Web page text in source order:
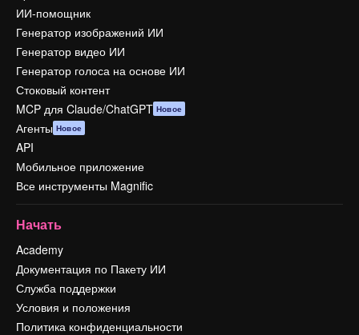
ИИ-помощник
Генератор изображений ИИ
Генератор видео ИИ
Генератор голоса на основе ИИ
Стоковый контент
MCP для Claude/ChatGPT Новое
Агенты Новое
API
Мобильное приложение
Все инструменты Magnific
Начать
Academy
Документация по Пакету ИИ
Служба поддержки
Условия и положения
Политика конфиденциальности